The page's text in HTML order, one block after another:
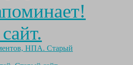
НПА. Старый